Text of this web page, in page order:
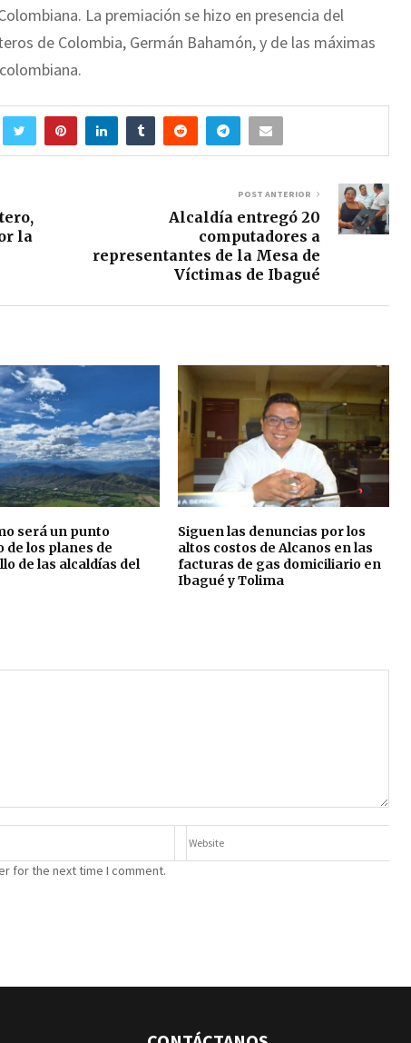
La premiación se hizo en presencia del
de Colombia, Germán Bahamón, y de las máximas
la
POST ANTERIOR
Alcaldía entregó 20
computadores a
representantes de la Mesa de
Víctimas de Ibagué
será un punto
de los planes de
de las alcaldías del
Siguen las denuncias por los
altos costos de Alcanos en las
facturas de gas domiciliario en
Ibagué y Tolima
for the next time I comment.